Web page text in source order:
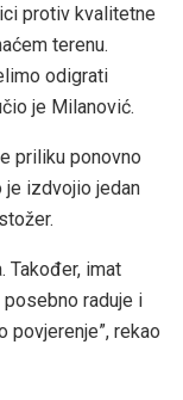
protiv kvalitetne
terenu.
odigrati
je Milanović.
priliku ponovno
je izdvojio jedan
Također, imat
raduje i
povjerenje”, rekao